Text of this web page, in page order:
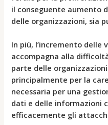
il conseguente aumento
delle organizzazioni, sia
In più, l’incremento delle
accompagna alla
parte delle
principalmente per la
necessaria per una
dati e delle informazioni
efficacemente gli